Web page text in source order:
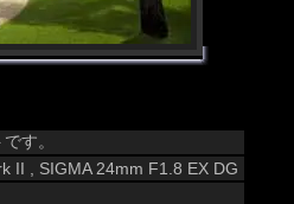
す。
II , SIGMA 24mm F1.8 EX DG